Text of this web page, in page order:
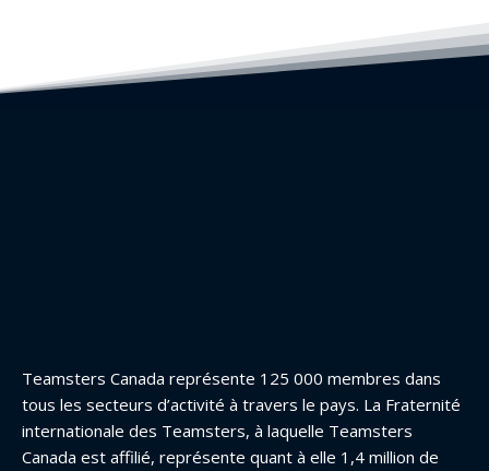
Teamsters Canada représente 125 000 membres dans
tous les secteurs d’activité à travers le pays. La Fraternité
internationale des Teamsters, à laquelle Teamsters
Canada est affilié, représente quant à elle 1,4 million de